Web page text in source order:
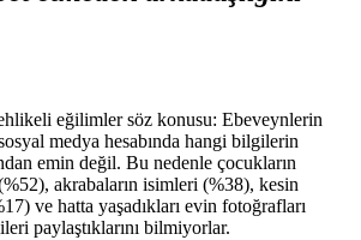
eğilimler söz konusu: Ebeveynlerin
medya hesabında hangi bilgilerin
emin değil. Bu nedenle çocukların
akrabaların isimleri (%38), kesin
ve hatta yaşadıkları evin fotoğrafları
paylaştıklarını bilmiyorlar.